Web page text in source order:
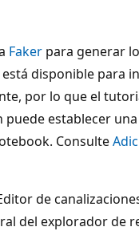
Faker para generar
disponible para
por lo que el
puede establecer
Consulte
de
del explorador de